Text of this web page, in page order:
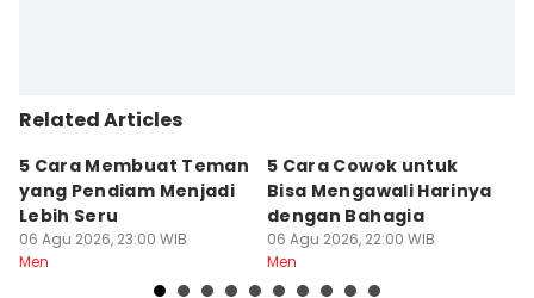
Related Articles
5 Cara Membuat Teman
yang Pendiam Menjadi
Lebih Seru
06 Agu 2026, 23:00 WIB
Men
5 Cara Cowok untuk
Bisa Mengawali Harinya
dengan Bahagia
06 Agu 2026, 22:00 WIB
Men